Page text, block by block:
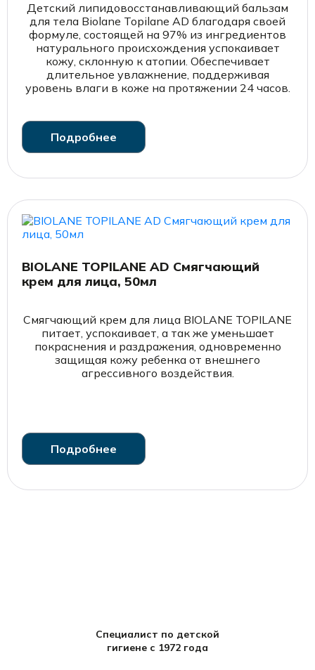
Детский липидовосстанавливающий бальзам
для тела Biolane Topilane AD благодаря своей
формуле, состоящей на 97% из ингредиентов
натурального происхождения успокаивает
кожу, склонную к атопии. Обеспечивает
длительное увлажнение, поддерживая
уровень влаги в коже на протяжении 24 часов.
Подробнее
BIOLANE TOPILANE AD Смягчающий
крем для лица, 50мл
Смягчающий крем для лица BIOLANE TOPILANE
питает, успокаивает, а так же уменьшает
покраснения и раздражения, одновременно
защищая кожу ребенка от внешнего
агрессивного воздействия.
Подробнее
Специалист по детской
гигиене с 1972 года